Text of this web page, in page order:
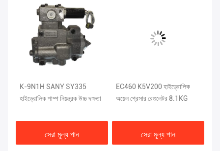
K-9N1H SANY SY335
হাইড্রোলিক পাম্প নিয়ন্ত্রক উচ্চ দক্ষতা
সেরা মূল্য পান
EC460 K5V200 হাইড্রোলিক
অয়েল প্রেসার রেগুলেটর 8.1KG
সেরা মূল্য পান